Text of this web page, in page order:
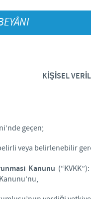
KİŞİSEL
geçen;
veya belirlenebilir
Kanunu